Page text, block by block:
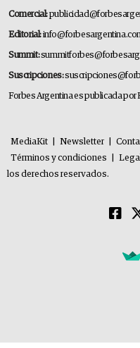
Comercial:
Editorial:
Summit:
Suscripciones:
Forbes Argentina es publicada por
MediaKit Newsletter
Términos y condiciones
los derechos reservados.